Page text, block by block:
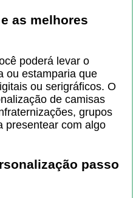
as melhores
poderá levar o
ou estamparia que
ou serigráficos. O
de camisas
grupos
presentear com algo
passo